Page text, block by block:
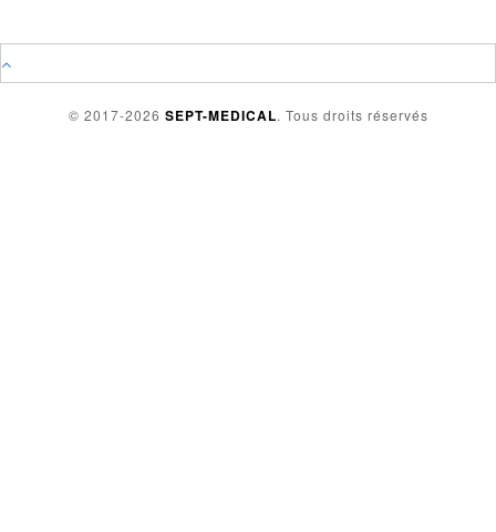
© 2017-2026 SEPT-MEDICAL. Tous droits réservés